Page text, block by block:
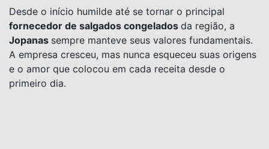
Desde o início humilde até se tornar o principal
fornecedor de salgados congelados da região, a
Jopanas sempre manteve seus valores fundamentais.
A empresa cresceu, mas nunca esqueceu suas origens
e o amor que colocou em cada receita desde o
primeiro dia.